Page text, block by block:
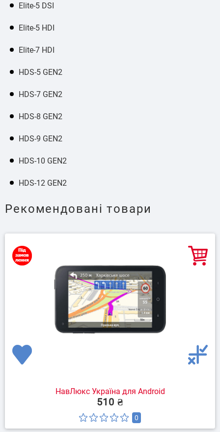
Elite-5 DSI
Elite-5 HDI
Elite-7 HDI
HDS-5 GEN2
HDS-7 GEN2
HDS-8 GEN2
HDS-9 GEN2
HDS-10 GEN2
HDS-12 GEN2
Рекомендовані товари
НавЛюкс Україна для Android
510 ₴
0